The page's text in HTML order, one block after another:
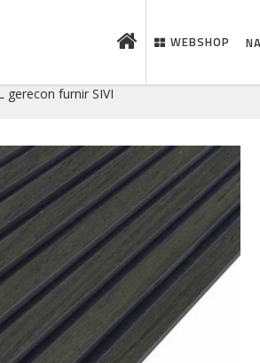
što je novo u
WEBSHOP
gerecon furnir SIVI